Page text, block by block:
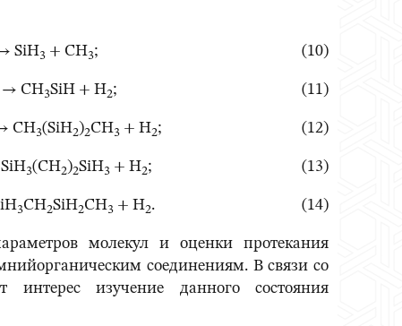
SiH3 + CH3; (10)
→ CH3SiH + H2; (11)
CH3(SiH2)2CH3 + H2; (12)
3(CH2)2SiH3 + H2; (13)
3CH2SiH2CH3 + H2. (14)
молекул и оценки протекания
соединениям. В связи со
интерес изучение данного состояния